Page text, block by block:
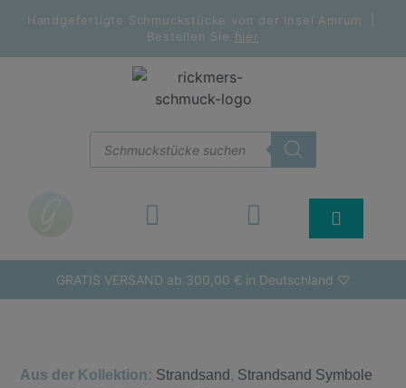
Handgefertigte Schmuckstücke von der Insel Amrum |
Bestellen Sie hier
GRATIS VERSAND ab 300,00 € in Deutschland ♡
Aus der Kollektion: Strandsand, Strandsand Symbole